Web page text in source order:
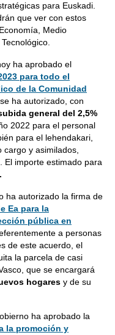
para Euskadi.
que ver con estos
Medio
ha aprobado el
para todo el
de la Comunidad
ha autorizado, con
general del 2,5%
2022 para el personal
para el lehendakari,
y asimilados,
El importe estimado para
ha autorizado la firma de
Ea para la
pública en
a personas
de este acuerdo, el
la parcela de casi
que se encargará
hogares y de su
ha aprobado la
la promoción y